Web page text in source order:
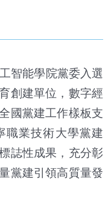
智能學院黨委入選
創建單位，數字經
國黨建工作樣板支
職業技術大學黨建
誌性成果，充分彰
黨建引領高質量發